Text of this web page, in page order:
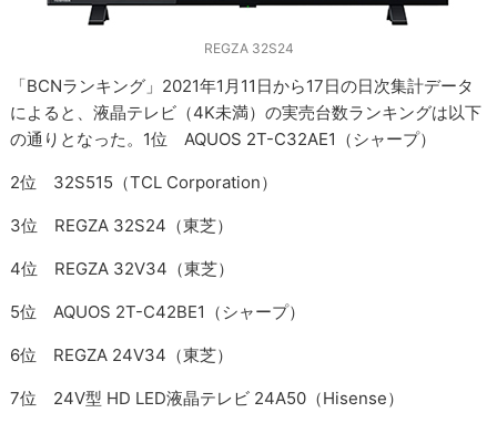
REGZA 32S24
「BCNランキング」2021年1月11日から17日の日次集計データ
によると、液晶テレビ（4K未満）の実売台数ランキングは以下
の通りとなった。1位 AQUOS 2T-C32AE1（シャープ）
2位 32S515（TCL Corporation）
3位 REGZA 32S24（東芝）
4位 REGZA 32V34（東芝）
5位 AQUOS 2T-C42BE1（シャープ）
6位 REGZA 24V34（東芝）
7位 24V型 HD LED液晶テレビ 24A50（Hisense）